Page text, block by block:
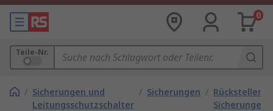
0
Teile-Nr.
/ Sicherungen und
Leitungsschutzschalter
/ Sicherungen /
Sicherungen